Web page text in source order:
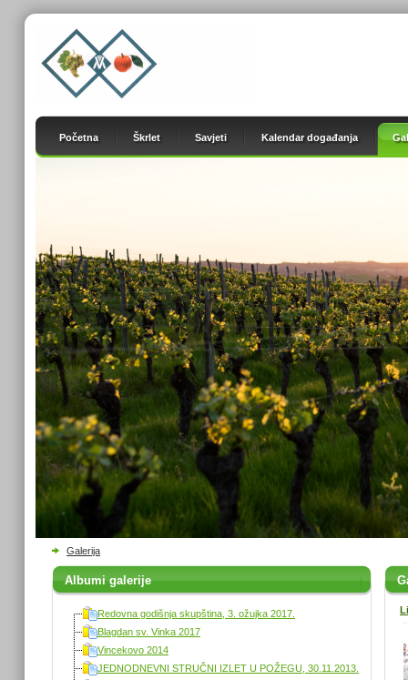
Početna Škrlet Savjeti Kalendar događanja
Galerija
Albumi galerije
Redovna godišnja skupština, 3. ožujka 2017.
Blagdan sv. Vinka 2017
Vincekovo 2014
JEDNODNEVNI STRUČNI IZLET U POŽEGU, 30.11.2013.